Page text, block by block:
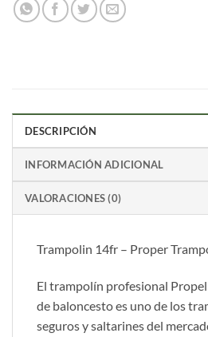
DESCRIPCIÓN
INFORMACIÓN ADICIONAL
VALORACIONES (0)
Trampolin 14fr – Proper
El trampolín profesional
de baloncesto es uno de los
seguros y saltarines del